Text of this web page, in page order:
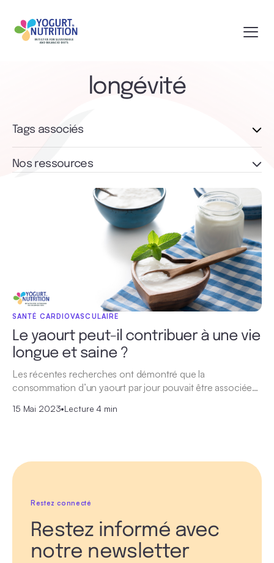
longévité
SANTÉ CARDIOVASCULAIRE
Le yaourt peut-il contribuer à une vie
longue et saine ?
Les récentes recherches ont démontré que la
consommation d’un yaourt par jour pouvait être associée…
15 Mai 2023•Lecture 4 min
Tags associés
Nos ressources
Restez connecté
Restez informé avec
notre newsletter